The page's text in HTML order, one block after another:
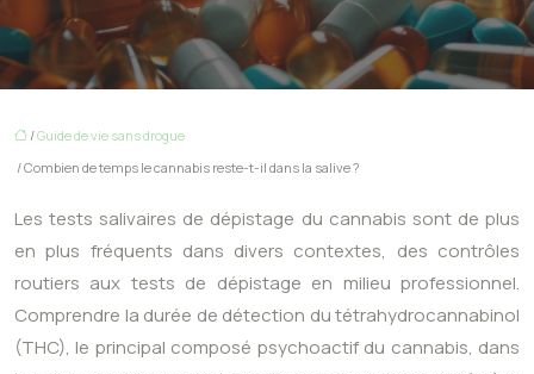
/Guide de vie sans drogue
/ Combien de temps le cannabis reste-t-il dans la salive ?
Les tests salivaires de dépistage du cannabis sont de plus
en plus fréquents dans divers contextes, des contrôles
routiers aux tests de dépistage en milieu professionnel.
Comprendre la durée de détection du tétrahydrocannabinol
(THC), le principal composé psychoactif du cannabis, dans